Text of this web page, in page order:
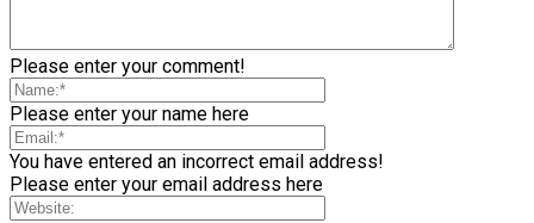
Please enter your comment!
Please enter your name here
You have entered an incorrect email address!
Please enter your email address here